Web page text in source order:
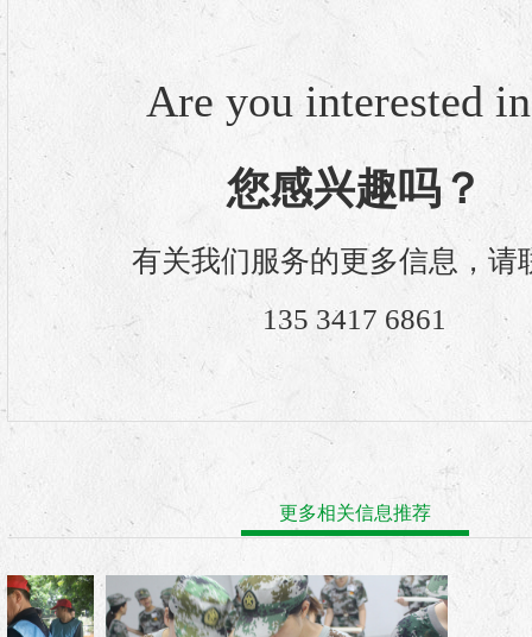
Are you interested
您感兴趣吗？
有关我们服务的更多信息，请
135 3417 6861
更多相关信息推荐